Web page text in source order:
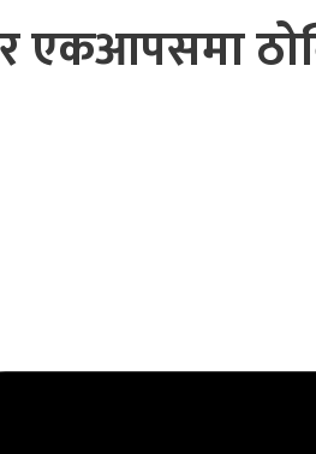
एकआपसमा